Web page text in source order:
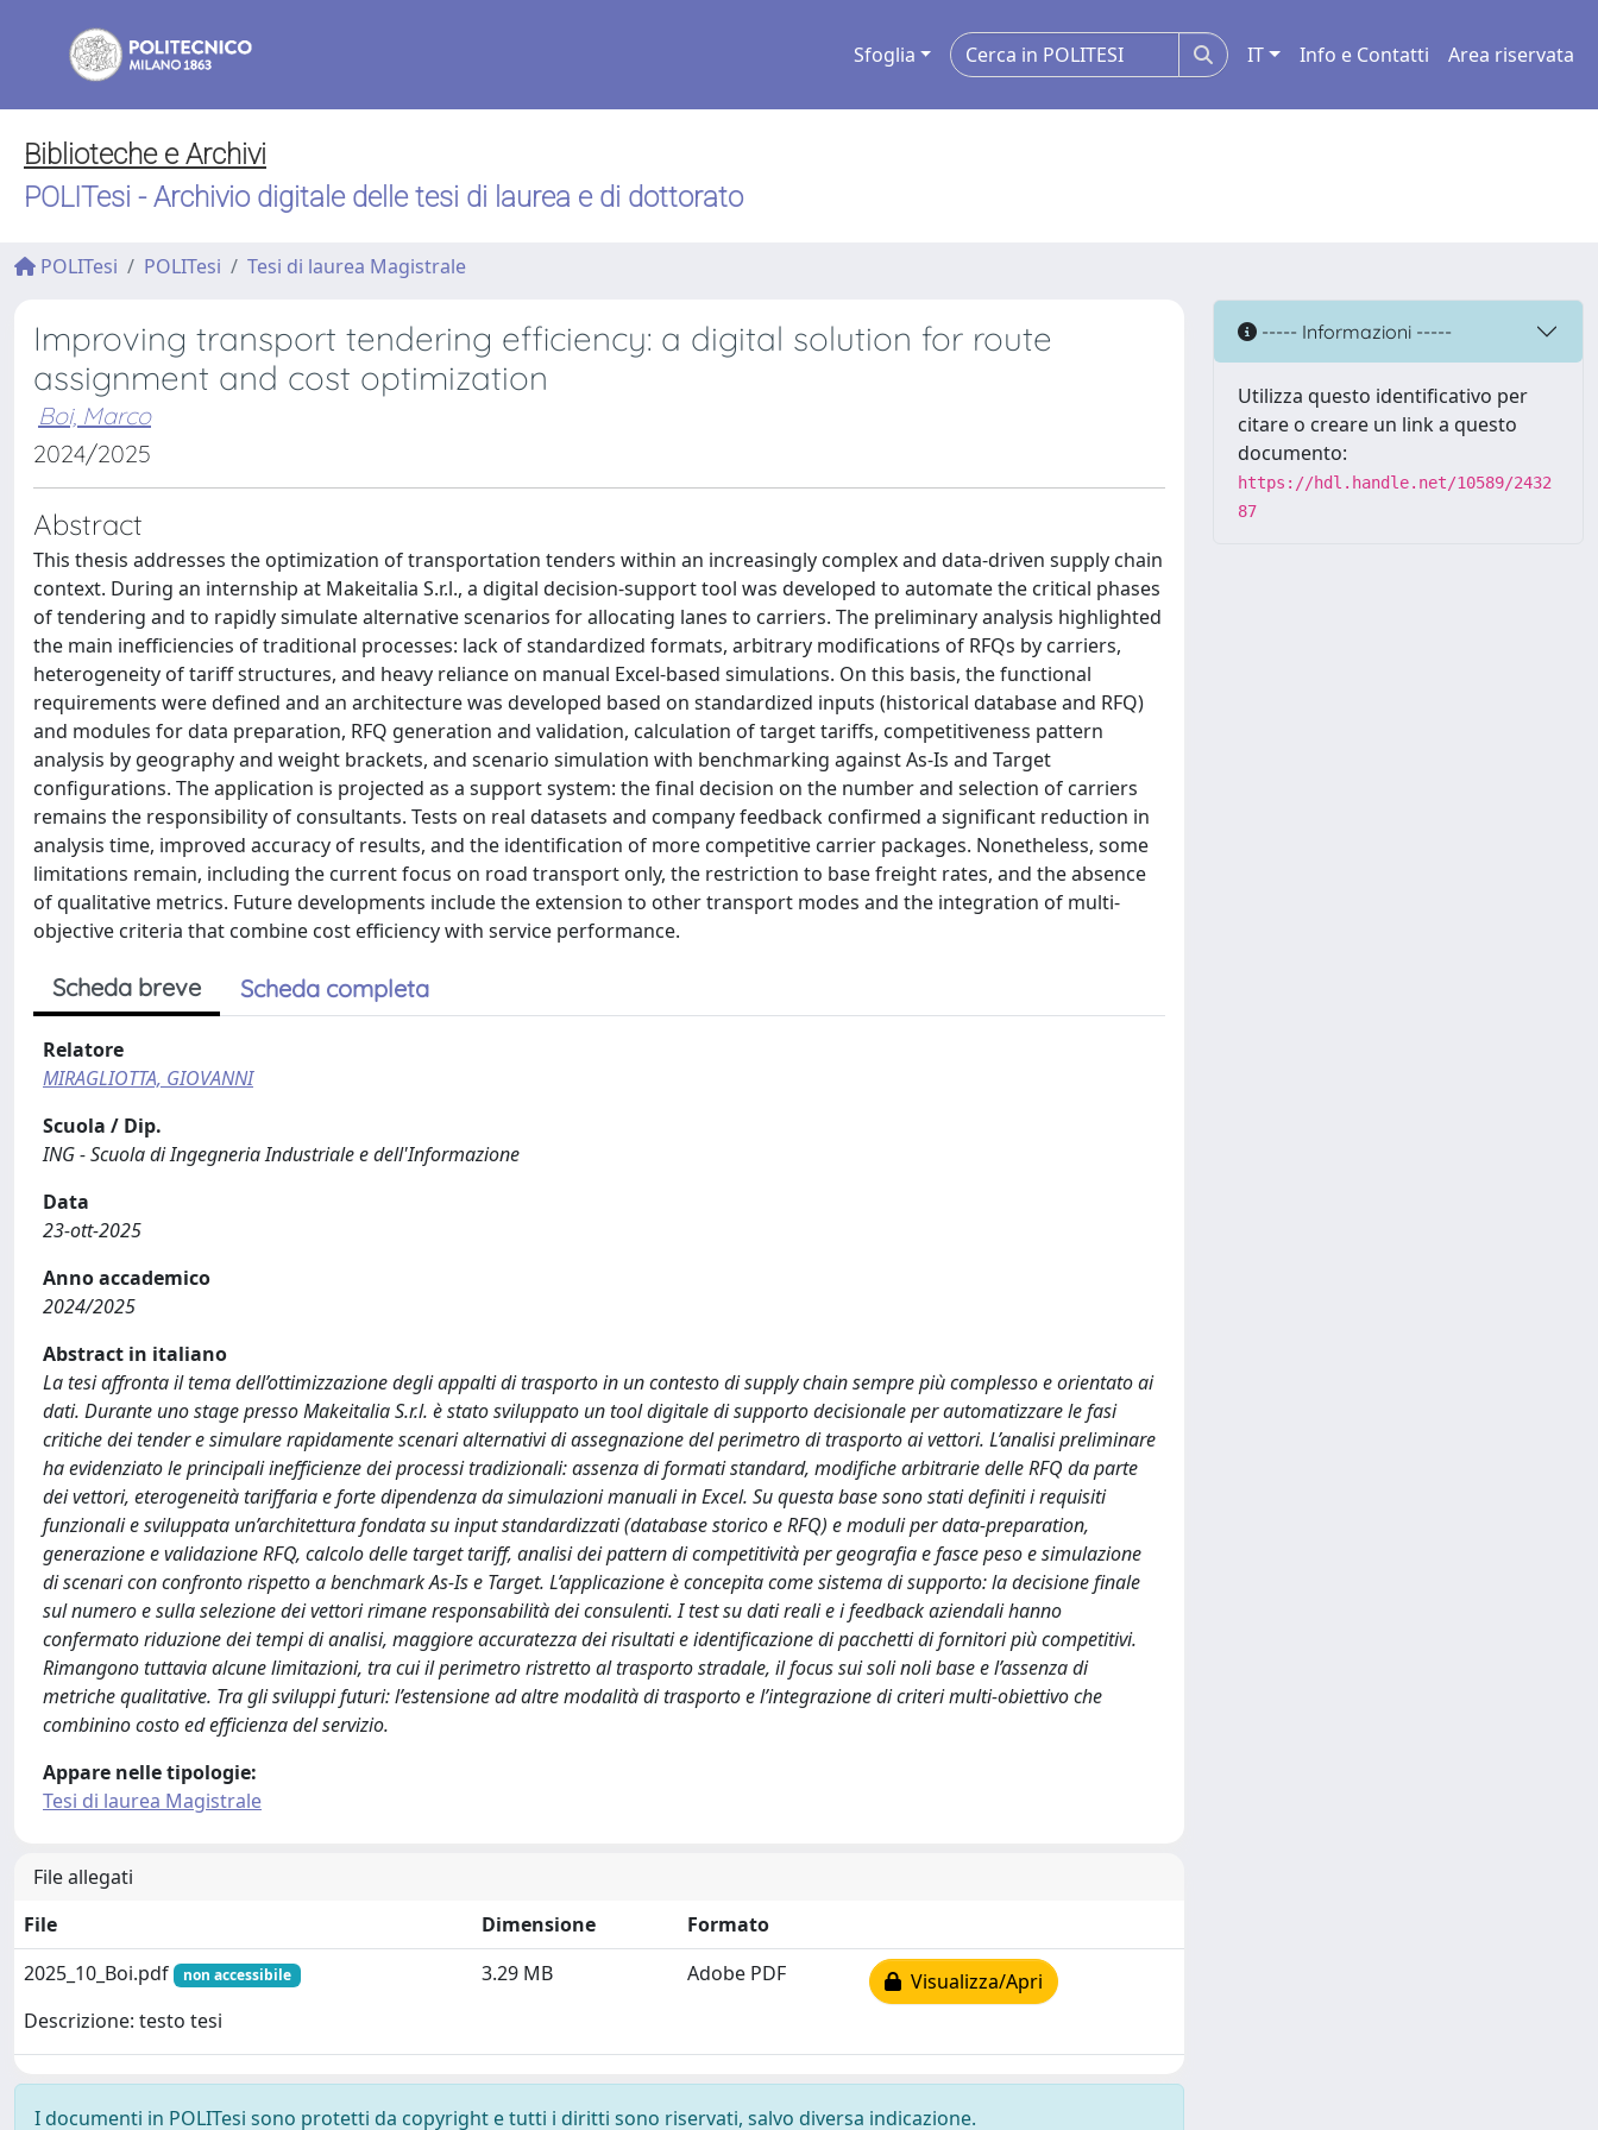
Sfoglia IT Info e Contatti Area riservata
Biblioteche e Archivi
POLITesi - Archivio digitale delle tesi di laurea e di dottorato
POLITesi POLITesi Tesi di laurea Magistrale
Improving transport tendering efficiency: a digital solution for route
assignment and cost optimization
Boi, Marco
2024/2025
Abstract
This thesis addresses the optimization of transportation tenders within an increasingly complex and data-driven supply chain
context. During an internship at Makeitalia S.r.l., a digital decision-support tool was developed to automate the critical phases
of tendering and to rapidly simulate alternative scenarios for allocating lanes to carriers. The preliminary analysis highlighted
the main inefficiencies of traditional processes: lack of standardized formats, arbitrary modifications of RFQs by carriers,
heterogeneity of tariff structures, and heavy reliance on manual Excel-based simulations. On this basis, the functional
requirements were defined and an architecture was developed based on standardized inputs (historical database and RFQ)
and modules for data preparation, RFQ generation and validation, calculation of target tariffs, competitiveness pattern
analysis by geography and weight brackets, and scenario simulation with benchmarking against As-Is and Target
configurations. The application is projected as a support system: the final decision on the number and selection of carriers
remains the responsibility of consultants. Tests on real datasets and company feedback confirmed a significant reduction in
analysis time, improved accuracy of results, and the identification of more competitive carrier packages. Nonetheless, some
limitations remain, including the current focus on road transport only, the restriction to base freight rates, and the absence
of qualitative metrics. Future developments include the extension to other transport modes and the integration of multi-
objective criteria that combine cost efficiency with service performance.
Scheda breve Scheda completa
Relatore
MIRAGLIOTTA, GIOVANNI
Scuola / Dip.
ING - Scuola di Ingegneria Industriale e dell'Informazione
Data
23-ott-2025
Anno accademico
2024/2025
Abstract in italiano
La tesi affronta il tema dell’ottimizzazione degli appalti di trasporto in un contesto di supply chain sempre più complesso e orientato ai
dati. Durante uno stage presso Makeitalia S.r.l. è stato sviluppato un tool digitale di supporto decisionale per automatizzare le fasi
critiche dei tender e simulare rapidamente scenari alternativi di assegnazione del perimetro di trasporto ai vettori. L’analisi preliminare
ha evidenziato le principali inefficienze dei processi tradizionali: assenza di formati standard, modifiche arbitrarie delle RFQ da parte
dei vettori, eterogeneità tariffaria e forte dipendenza da simulazioni manuali in Excel. Su questa base sono stati definiti i requisiti
funzionali e sviluppata un’architettura fondata su input standardizzati (database storico e RFQ) e moduli per data-preparation,
generazione e validazione RFQ, calcolo delle target tariff, analisi dei pattern di competitività per geografia e fasce peso e simulazione
di scenari con confronto rispetto a benchmark As-Is e Target. L’applicazione è concepita come sistema di supporto: la decisione finale
sul numero e sulla selezione dei vettori rimane responsabilità dei consulenti. I test su dati reali e i feedback aziendali hanno
confermato riduzione dei tempi di analisi, maggiore accuratezza dei risultati e identificazione di pacchetti di fornitori più competitivi.
Rimangono tuttavia alcune limitazioni, tra cui il perimetro ristretto al trasporto stradale, il focus sui soli noli base e l’assenza di
metriche qualitative. Tra gli sviluppi futuri: l’estensione ad altre modalità di trasporto e l’integrazione di criteri multi-obiettivo che
combinino costo ed efficienza del servizio.
Appare nelle tipologie:
Tesi di laurea Magistrale
File allegati
File
Dimensione
Formato
2025_10_Boi.pdf
non accessibile
Descrizione: testo tesi
3.29 MB Adobe PDF Visualizza/Apri
I documenti in POLITesi sono protetti da copyright e tutti i diritti sono riservati, salvo diversa indicazione.
----- Informazioni -----
Utilizza questo identificativo per
citare o creare un link a questo
documento:
https://hdl.handle.net/10589/2432
87